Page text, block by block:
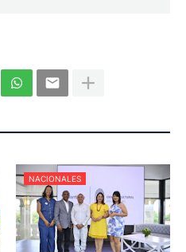
NACIONALES